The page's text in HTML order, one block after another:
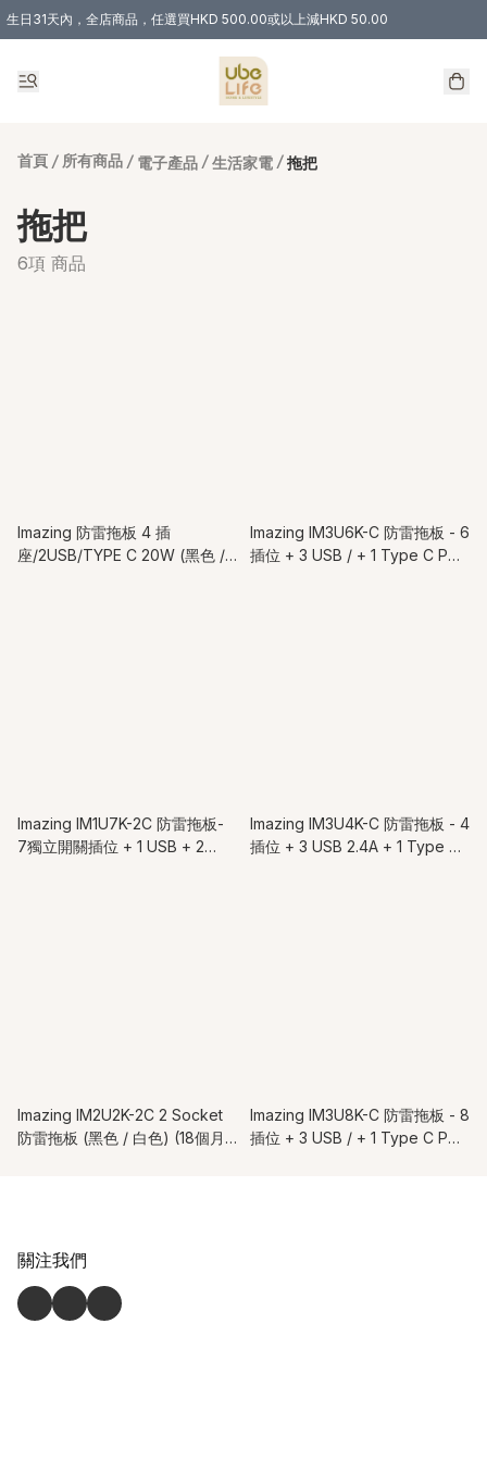
生日31天內，全店商品，任選買HKD 500.00或以上減HKD 50.00
購物滿 HKD 300.00即享免運費優惠！（適用於 特定的送貨方式 )
首頁 / 所有商品 / 電子產品 / 生活家電 / 拖把
拖把
6項 商品
Imazing 防雷拖板 4 插
座/2USB/TYPE C 20W (黑色 /
Imazing IM3U6K-C 防雷拖板 - 6
插位 + 3 USB / + 1 Type C PD
Imazing IM1U7K-2C 防雷拖板-
7獨立開關插位 + 1 USB + 2
Imazing IM3U4K-C 防雷拖板 - 4
插位 + 3 USB 2.4A + 1 Type C
Imazing IM2U2K-2C 2 Socket
防雷拖板 (黑色 / 白色) (18個月
Imazing IM3U8K-C 防雷拖板 - 8
插位 + 3 USB / + 1 Type C PD
關注我們